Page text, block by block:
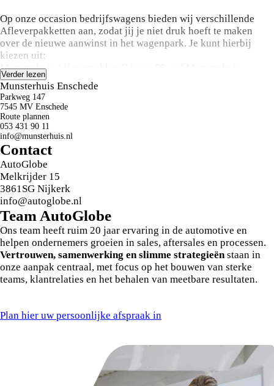
Op onze occasion bedrijfswagens bieden wij verschillende
Afleverpakketten aan, zodat jij je niet druk hoeft te maken
over de nieuwe aanwinst in het wagenpark. Je kunt hierbij
kiezen uit:
Munsterhuis Afleverpakket C t.w.v. €0,- of Munsterhuis
Afleverpakket D t.w.v. €745,- excl. BTW. Hierbij is
Afleverpakket C standaard op al onze occasion
bedrijfswagens, Afleverpakket D is optioneel en niet verplicht
bij aankoop van deze bus. De inhoud van deze pakketten tref
je aan op de laatste afbeelding van deze advertentie. Vraag
onze verkoopmedewerkers naar de voorwaarden en
mogelijkheden.
Voor meer informatie, een proefrit of een vrijblijvende offerte
op maat kun je gerust contact met ons opnemen via de
contactgegevens. Je bent van harte welkom bij Autobedrijf
Munsterhuis, al meer dan 60 jaar een gevestigde naam in
Twente.
Auto Munsterhuis BV doet er altijd alles aan om de informatie
op deze internetsite zo correct en actueel mogelijk weer te
geven. Aan bovenstaande informatie kunnen geen rechten
worden ontleend. Vraag voor aankoop naar de aanwezige
Verder lezen
Munsterhuis Enschede
Parkweg 147
7545 MV Enschede
Route plannen
053 431 90 11
info@munsterhuis.nl
Contact
AutoGlobe
Melkrijder 15
3861SG Nijkerk
info@autoglobe.nl
Team AutoGlobe
Ons team heeft ruim 20 jaar ervaring in de automotive en
helpen ondernemers groeien in sales, aftersales en processen.
Vertrouwen, samenwerking en slimme strategieënstaan in
onze aanpak centraal, met focus op het bouwen van sterke
teams, klantrelaties en het behalen van meetbare resultaten.
Plan hier uw persoonlijke afspraak in